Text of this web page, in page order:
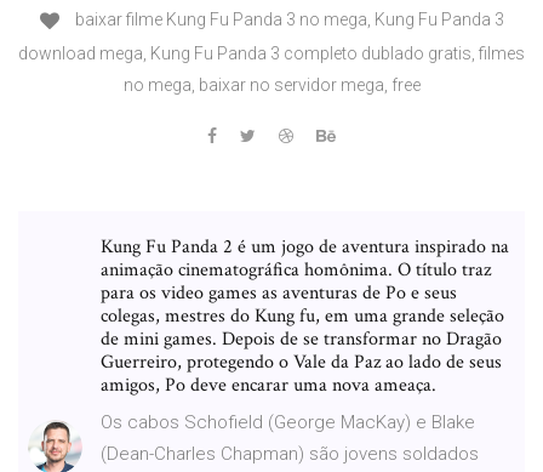
baixar filme Kung Fu Panda 3 no mega, Kung Fu Panda 3
download mega, Kung Fu Panda 3 completo dublado gratis, filmes
no mega, baixar no servidor mega, free
Kung Fu Panda 2 é um jogo de aventura inspirado na
animação cinematográfica homônima. O título traz
para os video games as aventuras de Po e seus
colegas, mestres do Kung fu, em uma grande seleção
de mini games. Depois de se transformar no Dragão
Guerreiro, protegendo o Vale da Paz ao lado de seus
amigos, Po deve encarar uma nova ameaça.
Os cabos Schofield (George MacKay) e Blake
(Dean-Charles Chapman) são jovens soldados